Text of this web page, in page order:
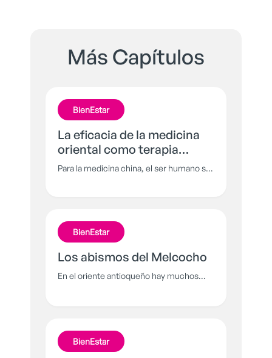
Más Capítulos
BienEstar
La eficacia de la medicina
oriental como terapia
alternativa
Para la medicina china, el ser humano se
convertido en una alternativa para tratar
la salud.BienEstar
Los abismos del Melcocho
En el oriente antioqueño hay muchos
en tragedia.
BienEstar